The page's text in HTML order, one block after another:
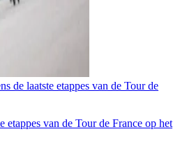
de laatste etappes van de Tour de
etappes van de Tour de France op het